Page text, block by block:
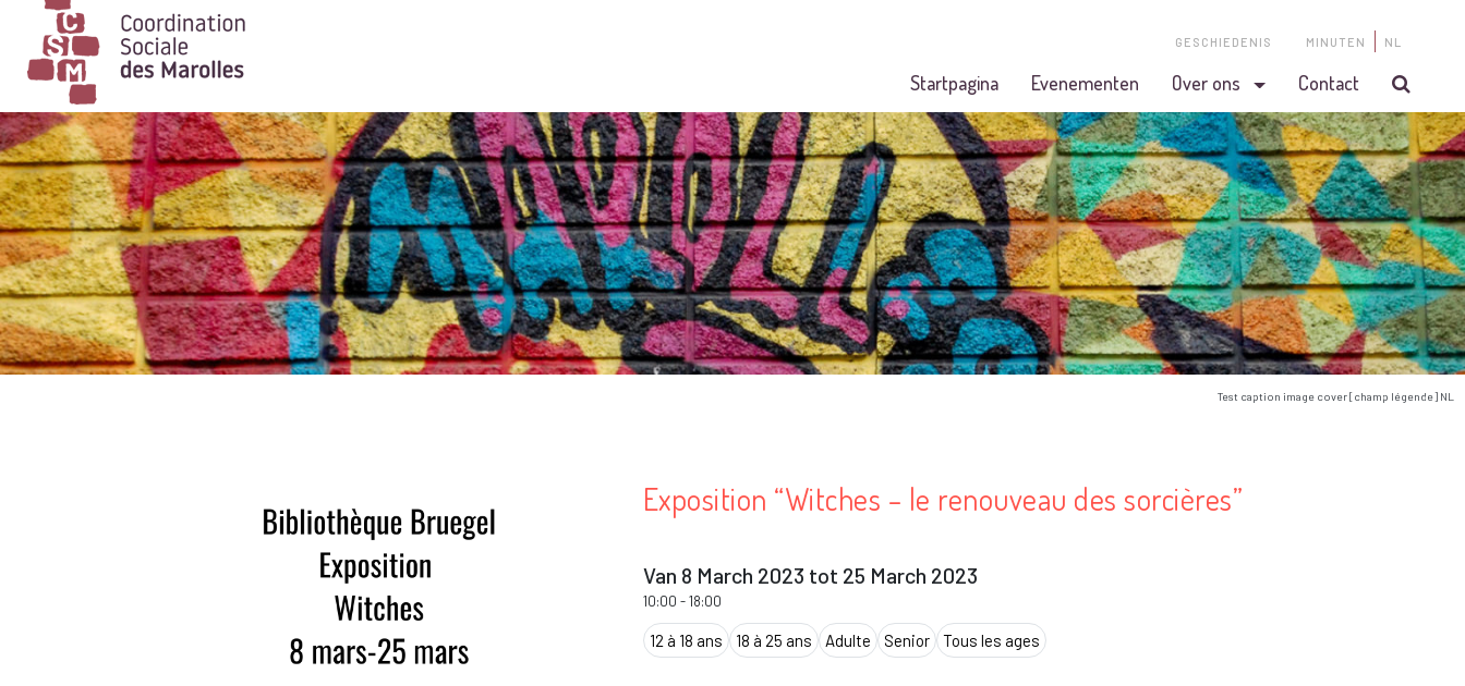
Main Navigation
GESCHIEDENIS MINUTEN NL
Startpagina Evenementen Over ons Contact
Test caption image cover [champ légende] NL
Exposition “Witches – le renouveau des sorcières”
Van 8 March 2023 tot 25 March 2023
10:00 -18:00
12 à 18 ans 18 à 25 ans Adulte Senior Tous les ages